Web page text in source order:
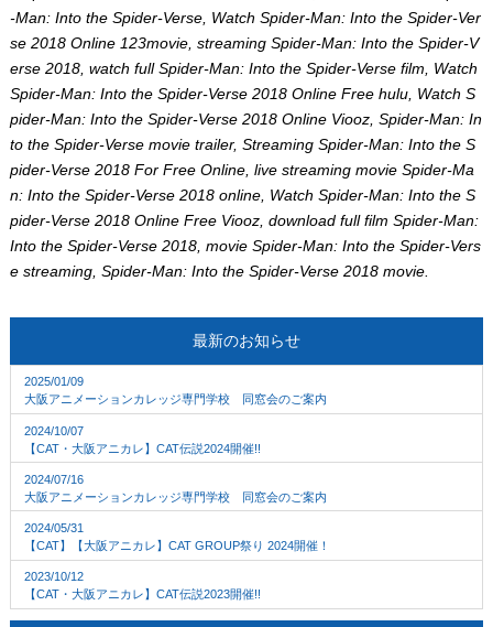
-Man: Into the Spider-Verse, Watch Spider-Man: Into the Spider-Ver
se 2018 Online 123movie, streaming Spider-Man: Into the Spider-V
erse 2018, watch full Spider-Man: Into the Spider-Verse film, Watch
Spider-Man: Into the Spider-Verse 2018 Online Free hulu, Watch S
pider-Man: Into the Spider-Verse 2018 Online Viooz, Spider-Man: In
to the Spider-Verse movie trailer, Streaming Spider-Man: Into the S
pider-Verse 2018 For Free Online, live streaming movie Spider-Ma
n: Into the Spider-Verse 2018 online, Watch Spider-Man: Into the S
pider-Verse 2018 Online Free Viooz, download full film Spider-Man:
Into the Spider-Verse 2018, movie Spider-Man: Into the Spider-Vers
e streaming, Spider-Man: Into the Spider-Verse 2018 movie.
最新のお知らせ
2025/01/09
大阪アニメーションカレッジ専門学校 同窓会のご案内
2024/10/07
【CAT・大阪アニカレ】CAT伝説2024開催!!
2024/07/16
大阪アニメーションカレッジ専門学校 同窓会のご案内
2024/05/31
【CAT】【大阪アニカレ】CAT GROUP祭り 2024開催！
2023/10/12
【CAT・大阪アニカレ】CAT伝説2023開催!!